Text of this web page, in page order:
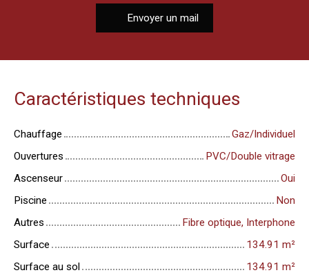
Envoyer un mail
Caractéristiques techniques
Chauffage
Gaz/Individuel
Ouvertures
PVC/Double vitrage
Ascenseur
Oui
Piscine
Non
Autres
Fibre optique, Interphone
Surface
134.91 m²
Surface au sol
134.91 m²